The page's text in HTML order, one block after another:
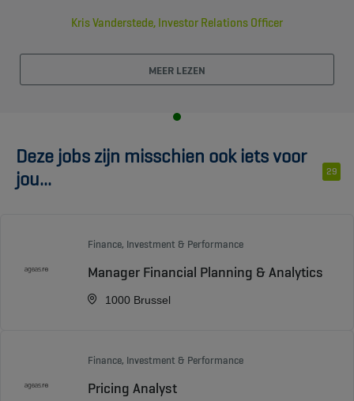
Kris Vanderstede, Investor Relations Officer
MEER LEZEN
Deze jobs zijn misschien ook iets voor
jou...
29
Finance, Investment & Performance
Manager Financial Planning & Analytics
1000 Brussel
Finance, Investment & Performance
Pricing Analyst